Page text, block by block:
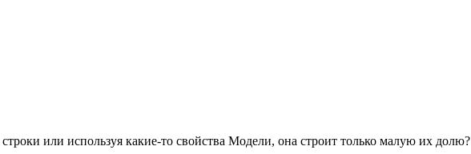
или используя какие-то свойства Модели, она строит только малую их долю?